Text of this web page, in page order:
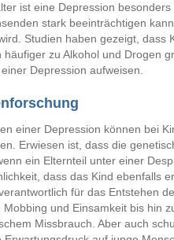
ist eine Depression
stark beeinträchtigen
Studien haben gezeigt, dass
häufiger zu Alkohol und Drogen
Depression aufweisen.
einer Depression können bei
Erwiesen ist, dass die
ein Elternteil unter einer
dass das Kind ebenfalls
für das Entstehen
Mobbing und Einsamkeit bis hin
Missbrauch. Aber auch